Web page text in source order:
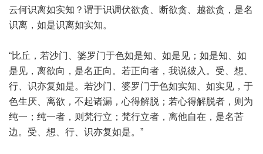
云何识离如实知？谓于识调伏欲贪、断欲贪、越欲贪，是名
识离，如是识离如实知。
“比丘，若沙门、婆罗门于色如是知、如是见；如是知、如
是见，离欲向，是名正向。若正向者，我说彼入。受、想、
行、识亦复如是。若沙门、婆罗门于色如实知、如实见，于
色生厌、离欲，不起诸漏，心得解脱；若心得解脱者，则为
纯一；纯一者，则梵行立；梵行立者，离他自在，是名苦
边。受、想、行、识亦复如是。”